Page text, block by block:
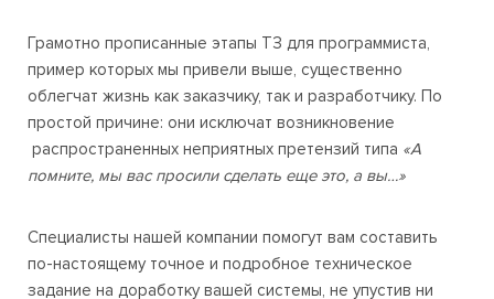
Грамотно прописанные этапы ТЗ для программиста,
пример которых мы привели выше, существенно
облегчат жизнь как заказчику, так и разработчику. По
простой причине: они исключат возникновение
распространенных неприятных претензий типа «А
помните, мы вас просили сделать еще это, а вы…»
Специалисты нашей компании помогут вам составить
по-настоящему точное и подробное техническое
задание на доработку вашей системы, не упустив ни